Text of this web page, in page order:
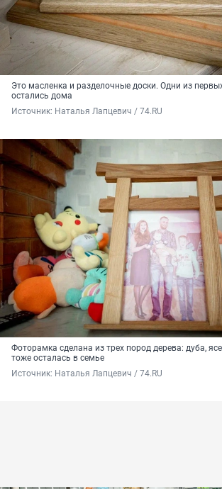
Это масленка и разделочные доски. Одни из
остались дома
Источник: Наталья Лапцевич / 74.RU
Фоторамка сделана из трех пород дерева: дуба,
тоже осталась в семье
Источник: Наталья Лапцевич / 74.RU